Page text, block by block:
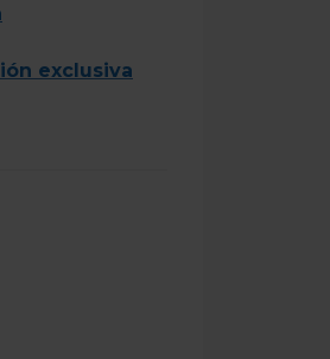
exclusiva